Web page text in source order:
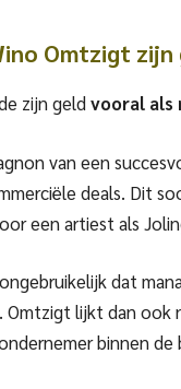
Omtzigt zijn
zijn geldvooral als
van een
deals. Dit
een artiest als
dat
Omtzigt lijkt dan ook
binnen de